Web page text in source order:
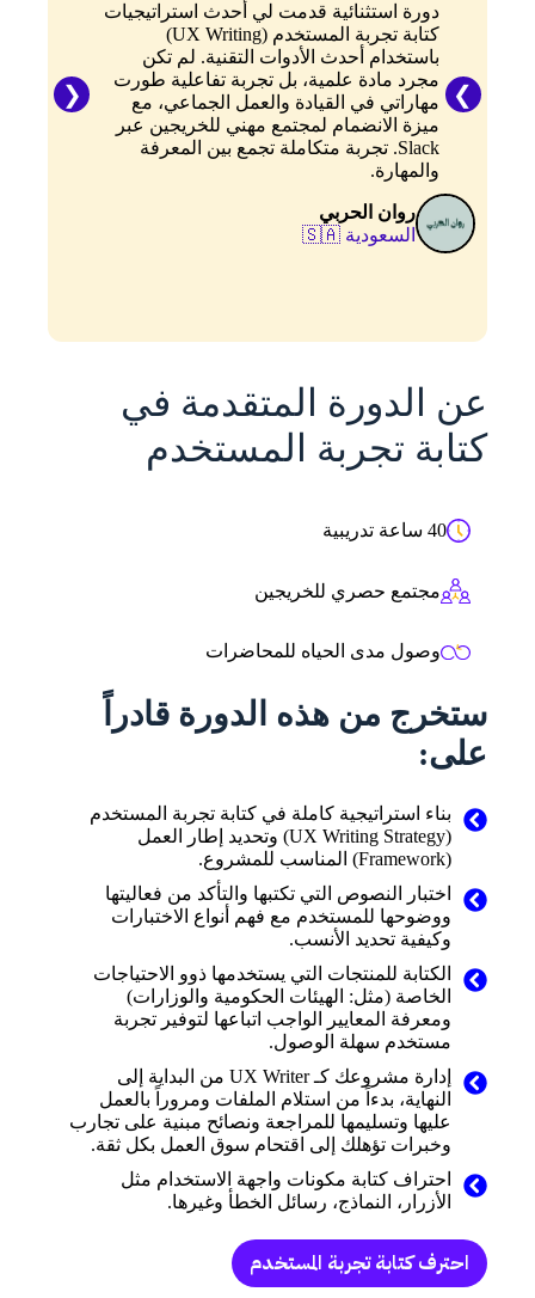
دورة استثنائية قدمت لي أحدث استراتيجيات
كتابة تجربة المستخدم (UX Writing)
باستخدام أحدث الأدوات التقنية. لم تكن
مجرد مادة علمية، بل تجربة تفاعلية طورت
مهاراتي في القيادة والعمل الجماعي، مع
ميزة الانضمام لمجتمع مهني للخريجين عبر
Slack. تجربة متكاملة تجمع بين المعرفة
والمهارة.
روان الحربي
السعودية 🇸🇦
عن الدورة المتقدمة في
كتابة تجربة المستخدم
40 ساعة تدريبية
مجتمع حصري للخريجين
وصول مدى الحياه للمحاضرات
ستخرج من هذه الدورة قادراً
على:
بناء استراتيجية كاملة في كتابة تجربة المستخدم
(UX Writing Strategy) وتحديد إطار العمل
(Framework) المناسب للمشروع.
اختبار النصوص التي تكتبها والتأكد من فعاليتها
ووضوحها للمستخدم مع فهم أنواع الاختبارات
وكيفية تحديد الأنسب.
الكتابة للمنتجات التي يستخدمها ذوو الاحتياجات
الخاصة (مثل: الهيئات الحكومية والوزارات)
ومعرفة المعايير الواجب اتباعها لتوفير تجربة
مستخدم سهلة الوصول.
إدارة مشروعك كـ UX Writer من البداية إلى
النهاية، بدءاً من استلام الملفات ومروراً بالعمل
عليها وتسليمها للمراجعة ونصائح مبنية على تجارب
وخبرات تؤهلك إلى اقتحام سوق العمل بكل ثقة.
احتراف كتابة مكونات واجهة الاستخدام مثل
الأزرار، النماذج، رسائل الخطأ وغيرها.
احترف كتابة تجربة المستخدم